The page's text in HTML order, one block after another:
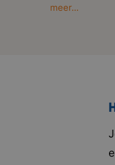
Minder
meer...